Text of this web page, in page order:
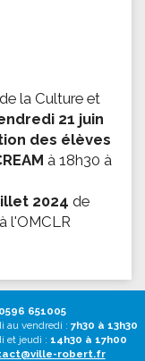
la Culture et
21 juin
des élèves
à 18h30 à
2024 de
l'OMCLR
0596 651005
au vendredi : 7h30 à 13h30
et jeudi : 14h30 à 17h00
robert.fr